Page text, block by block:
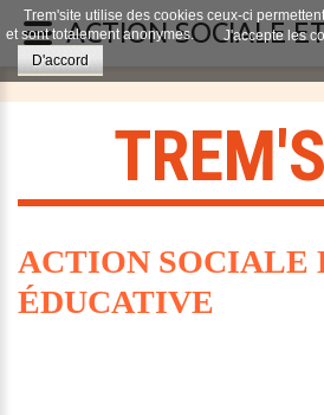
TREM'S
ACTION SOCIALE
ÉDUCATIVE
Trem'site utilise des cookies ceux-ci
et sont totalement anonymes.
J'accepte les
D'accord